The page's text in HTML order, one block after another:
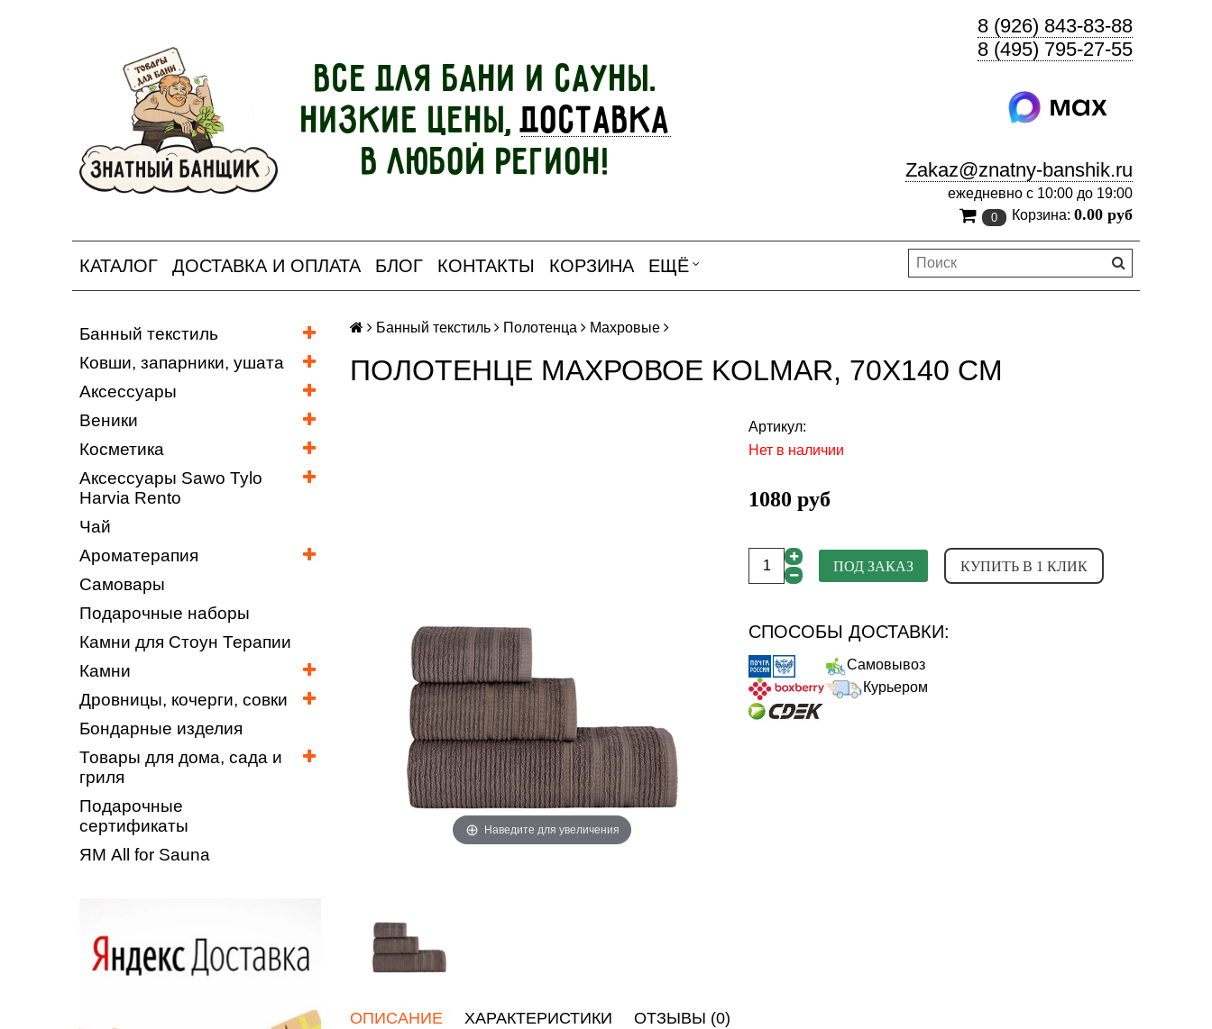
Все для бани и сауны.
Низкие цены,доставка
в любой регион!
8 (926) 843-83-88
8 (495) 795-27-55
Zakaz@znatny-banshik.ru
ежедневно с 10:00 до 19:00
0 Корзина: 0.00 руб
КАТАЛОГ ДОСТАВКА И ОПЛАТА БЛОГ КОНТАКТЫ КОРЗИНА ЕЩЁ
Банный текстиль
Ковши, запарники, ушата
Аксессуары
Веники
Косметика
Аксессуары Sawo Tylo
Harvia Rento
Чай
Ароматерапия
Самовары
Подарочные наборы
Камни для Стоун Терапии
Камни
Дровницы, кочерги, совки
Бондарные изделия
Товары для дома, сада и
гриля
Подарочные
сертификаты
ЯМ All for Sauna
Банный текстиль Полотенца Махровые
ПОЛОТЕНЦЕ МАХРОВОЕ KOLMAR, 70X140 СМ
Наведите для увеличения
Артикул:
Нет в наличии
1080 руб
ПОД ЗАКАЗ КУПИТЬ В 1 КЛИК
СПОСОБЫ ДОСТАВКИ:
Самовывоз
Курьером
ОПИСАНИЕ ХАРАКТЕРИСТИКИ ОТЗЫВЫ (0)